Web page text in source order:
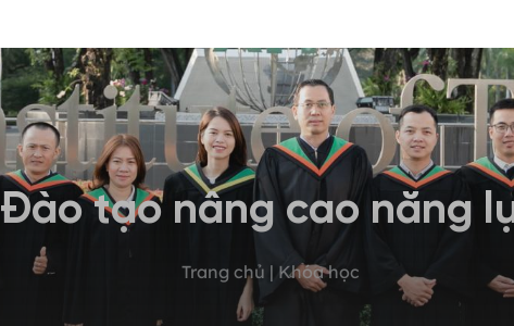
Đào tạo nâng cao năng
Trang chủ | Khóa học